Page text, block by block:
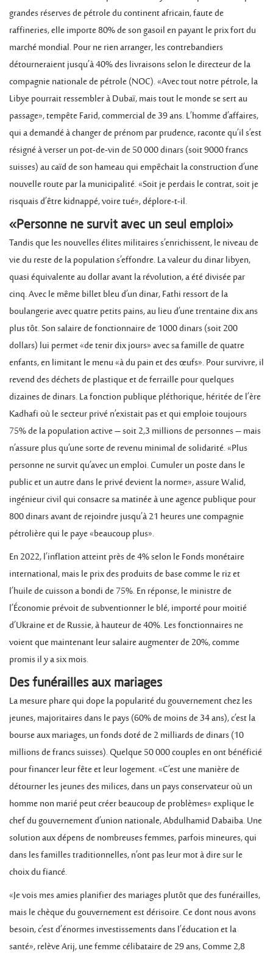
grandes réserves de pétrole du continent africain, faute de
raffineries, elle importe 80% de son gasoil en payant le prix fort du
marché mondial. Pour ne rien arranger, les contrebandiers
détourneraient jusqu’à 40% des livraisons selon le directeur de la
compagnie nationale de pétrole (NOC). «Avec tout notre pétrole, la
Libye pourrait ressembler à Dubaï, mais tout le monde se sert au
passage», tempête Farid, commercial de 39 ans. L’homme d’affaires,
qui a demandé à changer de prénom par prudence, raconte qu’il s’est
résigné à verser un pot-de-vin de 50 000 dinars (soit 9000 francs
suisses) au caïd de son hameau qui empêchait la construction d’une
nouvelle route par la municipalité. «Soit je perdais le contrat, soit je
risquais d’être kidnappé, voire tué», déplore-t-il.
«Personne ne survit avec un seul emploi»
Tandis que les nouvelles élites militaires s’enrichissent, le niveau de
vie du reste de la population s’effondre. La valeur du dinar libyen,
quasi équivalente au dollar avant la révolution, a été divisée par
cinq. Avec le même billet bleu d’un dinar, Fathi ressort de la
boulangerie avec quatre petits pains, au lieu d’une trentaine dix ans
plus tôt. Son salaire de fonctionnaire de 1000 dinars (soit 200
dollars) lui permet «de tenir dix jours» avec sa famille de quatre
enfants, en limitant le menu «à du pain et des œufs». Pour survivre, il
revend des déchets de plastique et de ferraille pour quelques
dizaines de dinars. La fonction publique pléthorique, héritée de l’ère
Kadhafi où le secteur privé n’existait pas et qui emploie toujours
75% de la population active – soit 2,3 millions de personnes – mais
n’assure plus qu’une sorte de revenu minimal de solidarité. «Plus
personne ne survit qu’avec un emploi. Cumuler un poste dans le
public et un autre dans le privé devient la norme», assure Walid,
ingénieur civil qui consacre sa matinée à une agence publique pour
800 dinars avant de rejoindre jusqu’à 21 heures une compagnie
pétrolière qui le paye «beaucoup plus».
En 2022, l’inflation atteint près de 4% selon le Fonds monétaire
international, mais le prix des produits de base comme le riz et
l’huile de cuisson a bondi de 75%. En réponse, le ministre de
l’Économie prévoit de subventionner le blé, importé pour moitié
d’Ukraine et de Russie, à hauteur de 40%. Les fonctionnaires ne
voient que maintenant leur salaire augmenter de 20%, comme
promis il y a six mois.
Des funérailles aux mariages
La mesure phare qui dope la popularité du gouvernement chez les
jeunes, majoritaires dans le pays (60% de moins de 34 ans), c’est la
bourse aux mariages, un fonds doté de 2 milliards de dinars (10
millions de francs suisses). Quelque 50 000 couples en ont bénéficié
pour financer leur fête et leur logement. «C’est une manière de
détourner les jeunes des milices, dans un pays conservateur où un
homme non marié peut créer beaucoup de problèmes» explique le
chef du gouvernement d’union nationale, Abdulhamid Dabaiba. Une
solution aux dépens de nombreuses femmes, parfois mineures, qui
dans les familles traditionnelles, n’ont pas leur mot à dire sur le
choix du fiancé.
«Je vois mes amies planifier des mariages plutôt que des funérailles,
mais le chèque du gouvernement est dérisoire. Ce dont nous avons
besoin, c’est d’énormes investissements dans l’éducation et la
santé», relève Arij, une femme célibataire de 29 ans, Comme 2,8